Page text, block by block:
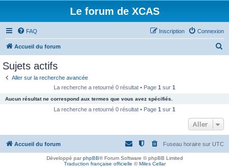
Le forum de XCAS
FAQ Connexion
Inscription
Accueil du forum
c
e
Sujets actifs
Aller sur la recherche avancée
La recherche a retourné 0 résultat • Page 1 sur 1
Aucun résultat ne correspond aux termes que vous avez spécifiés.
La recherche a retourné 0 résultat • Page 1 sur 1
Aller
Accueil du forum Fuseau horaire sur UTC
Développé parphpBB® Forum Software © phpBB Limited
Traduction française officielle ©Miles Cellar